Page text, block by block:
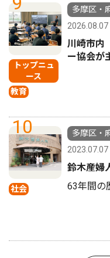
トップニュ
ース
教育
多摩区・
2026.08.07
川崎市
ー協会
10
社会
多摩区・
2023.07.07
鈴木産婦
63年間の